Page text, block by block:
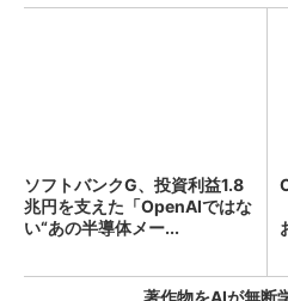
ソフトバンクG、投資利益1.8
兆円を支えた「OpenAIではな
い“あの半導体メー...
著作物をAIが無断